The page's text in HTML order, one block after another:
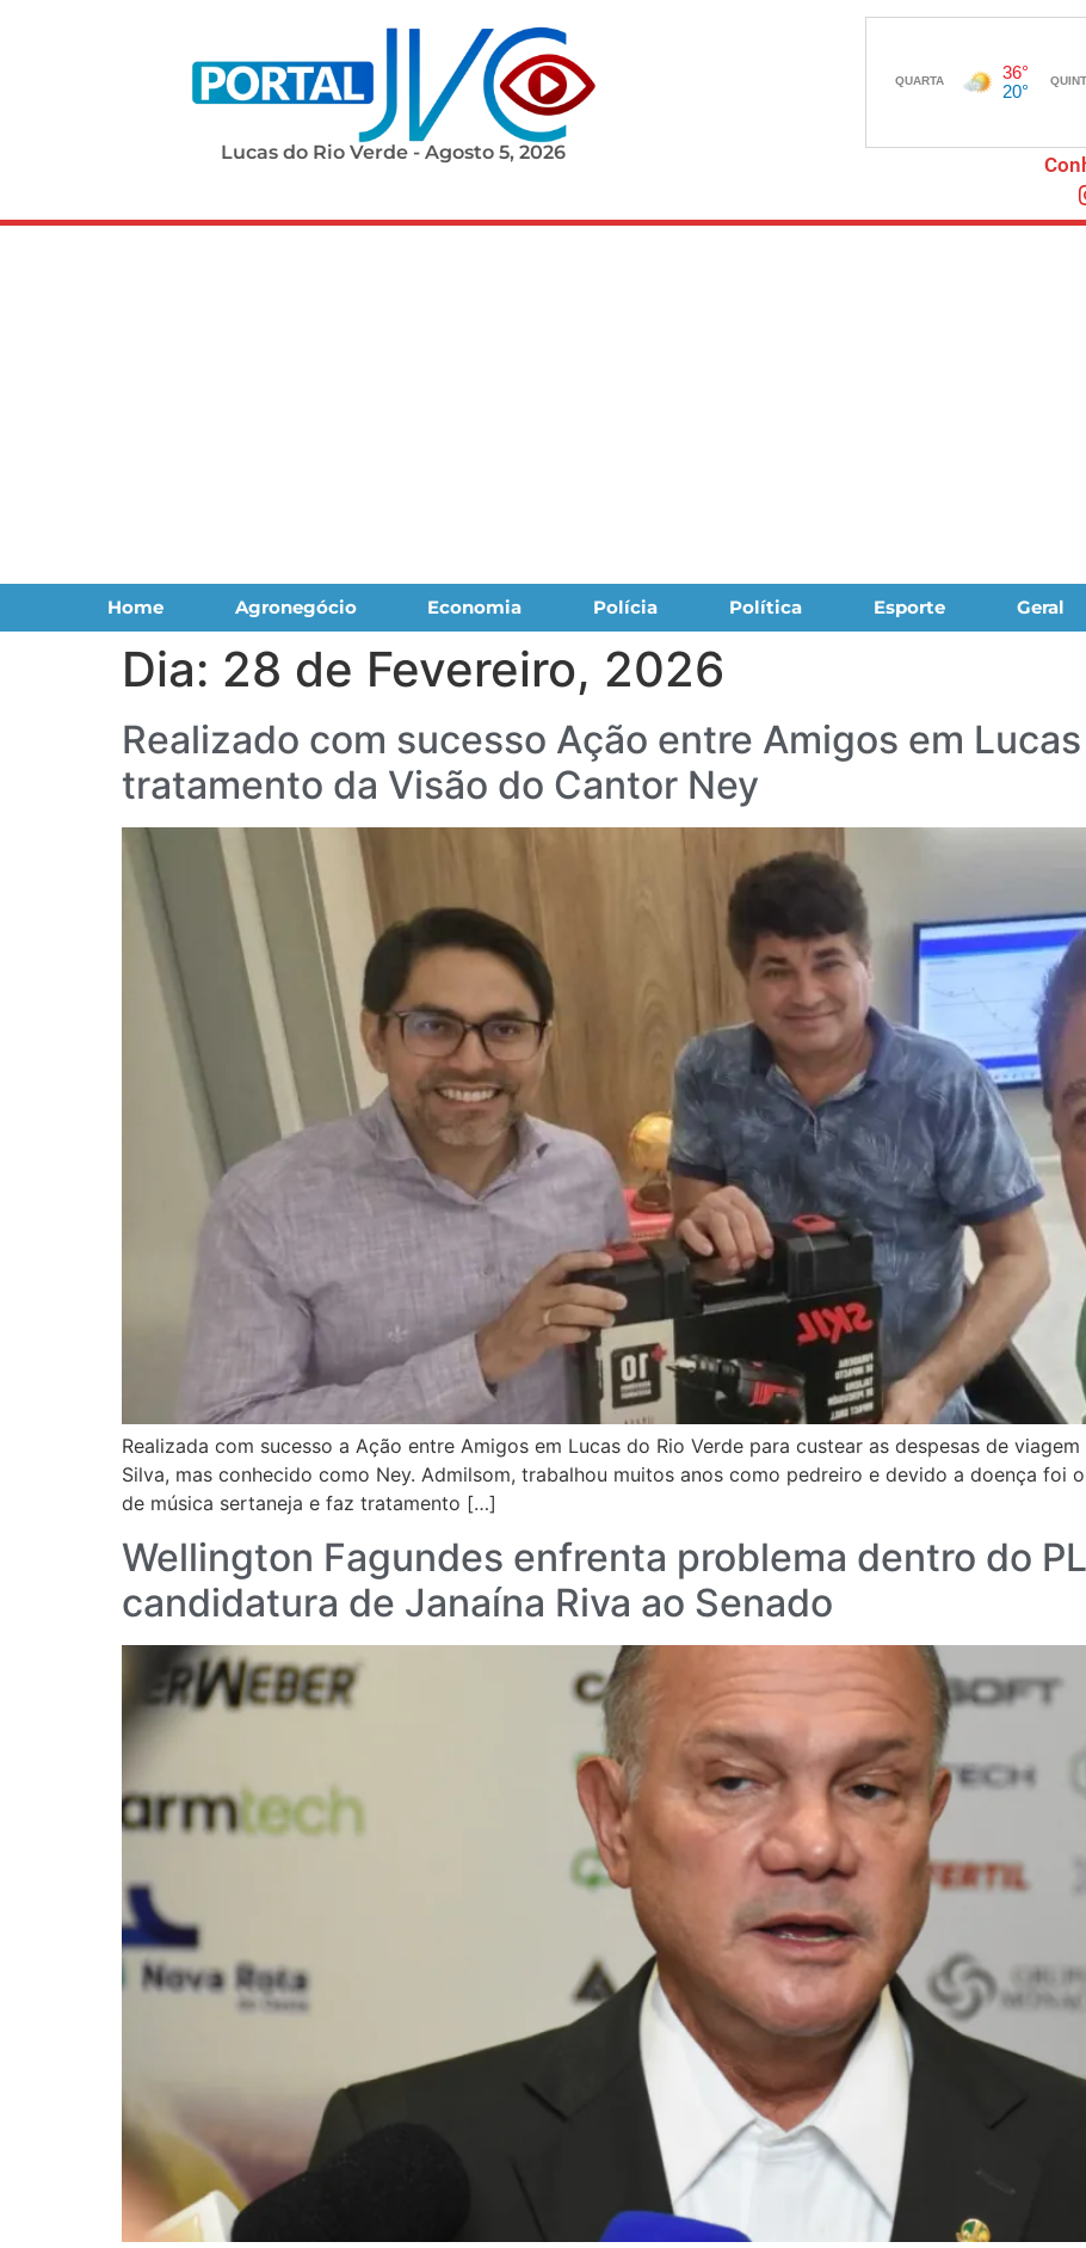
Lucas do Rio Verde - Agosto 5, 2026
Home Agronegócio Economia Polícia Política Esporte Geral
Dia: 28 de Fevereiro, 2026
Realizado com sucesso Ação entre Amigos em
tratamento da Visão do Cantor Ney
Realizada com sucesso a Ação entre Amigos em Lucas do Rio Verde para custear as despesas de
Silva, mas conhecido como Ney. Admilsom, trabalhou muitos anos como pedreiro e devido a doença foi
de música sertaneja e faz tratamento […]
Wellington Fagundes enfrenta problema dentro do
candidatura de Janaína Riva ao Senado